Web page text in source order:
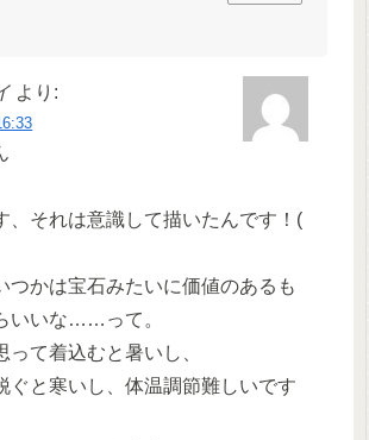
より:
、それは意識して描いたんです！(
つかは宝石みたいに価値のあるも
いいな……って。
って着込むと暑いし、
ぐと寒いし、体温調節難しいです